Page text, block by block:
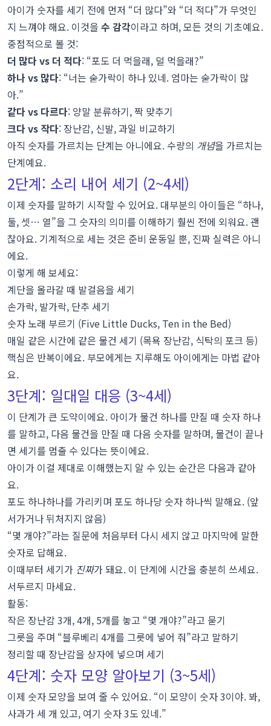
아이가 숫자를 세기 전에 먼저 “더 많다”와 “더 적다”가 무엇인
지 느껴야 해요. 이것을 수 감각이라고 하며, 모든 것의 기초예요.
중점적으로 볼 것:
더 많다 vs 더 적다: “포도 더 먹을래, 덜 먹을래?”
하나 vs 많다: “너는 숟가락이 하나 있네. 엄마는 숟가락이 많
아.”
같다 vs 다르다: 양말 분류하기, 짝 맞추기
크다 vs 작다: 장난감, 신발, 과일 비교하기
아직 숫자를 가르치는 단계는 아니에요. 수량의 개념을 가르치는
단계예요.
2단계: 소리 내어 세기 (2~4세)
이제 숫자를 말하기 시작할 수 있어요. 대부분의 아이들은 “하나,
둘, 셋… 열”을 그 숫자의 의미를 이해하기 훨씬 전에 외워요. 괜
찮아요. 기계적으로 세는 것은 준비 운동일 뿐, 진짜 실력은 아니
에요.
이렇게 해 보세요:
계단을 올라갈 때 발걸음을 세기
손가락, 발가락, 단추 세기
숫자 노래 부르기 (Five Little Ducks, Ten in the Bed)
매일 같은 시간에 같은 물건 세기 (목욕 장난감, 식탁의 포크 등)
핵심은 반복이에요. 부모에게는 지루해도 아이에게는 마법 같아
요.
3단계: 일대일 대응 (3~4세)
이 단계가 큰 도약이에요. 아이가 물건 하나를 만질 때 숫자 하나
를 말하고, 다음 물건을 만질 때 다음 숫자를 말하며, 물건이 끝나
면 세기를 멈출 수 있다는 뜻이에요.
아이가 이걸 제대로 이해했는지 알 수 있는 순간은 다음과 같아
요.
포도 하나하나를 가리키며 포도 하나당 숫자 하나씩 말해요. (앞
서가거나 뒤처지지 않음)
“몇 개야?”라는 질문에 처음부터 다시 세지 않고 마지막에 말한
숫자로 답해요.
이때부터 세기가 진짜가 돼요. 이 단계에 시간을 충분히 쓰세요.
서두르지 마세요.
활동:
작은 장난감 3개, 4개, 5개를 놓고 “몇 개야?”라고 묻기
그릇을 주며 “블루베리 4개를 그릇에 넣어 줘”라고 말하기
정리할 때 장난감을 상자에 넣으며 세기
4단계: 숫자 모양 알아보기 (3~5세)
이제 숫자 모양을 보여 줄 수 있어요. “이 모양이 숫자 3이야. 봐,
사과가 세 개 있고, 여기 숫자 3도 있네.”